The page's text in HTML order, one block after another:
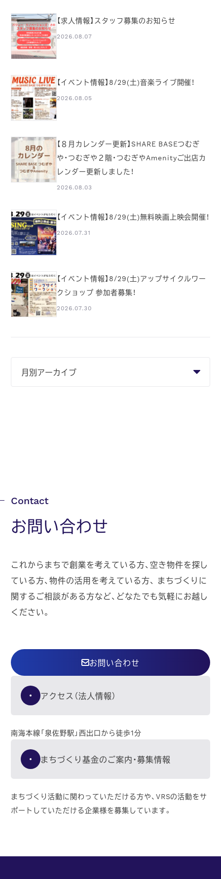
【求人情報】スタッフ募集のお知らせ
2026.08.07
【イベント情報】8/29(土)音楽ライブ開催！
2026.08.05
【８月カレンダー更新】SHARE BASEつむぎ
や・つむぎや２階・つむぎやAmenityご出店カ
レンダー更新しました！
2026.08.03
【イベント情報】8/29(土)無料映画上映会開催！
2026.07.31
【イベント情報】8/29(土)アップサイクルワー
クショップ 参加者募集！
2026.07.30
お問い合わせ
これからまちで創業を考えている方、空き物件を探し
ている方、物件の活用を考えている方、 まちづくりに
関するご相談がある方など、どなたでも気軽にお越し
ください。
お問い合わせ
アクセス（法人情報）
南海本線「泉佐野駅」西出口から徒歩1分
まちづくり基金のご案内・募集情報
まちづくり活動に関わっていただける方や、VRSの活動をサ
ポートしていただける企業様を募集しています。